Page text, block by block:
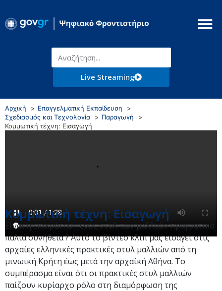
Live Streaming
Αρχική
Επαγγελματική Εκπαίδευση
Σχεδιασμός και Τεχνολογία
Παραγωγή
Κομμωτική τέχνη: Εισαγωγή
Κομμωτική τέχνη: Εισαγωγή
Είναι η επικράτηση ενός στυλ των μαλλιών πραγματικά
παλιά συνήθεια ? Αυτό το βίντεο κλιπ μας εισάγει στις
αρχαίες ελληνικές πρακτικές στυλ μαλλιών από τη
μινωική Κρήτη έως μετά την αρχαϊκή Αθήνα. Το
συμπέρασμα είναι ότι οι πρακτικές στυλ μαλλιών
παίζουν κυρίαρχο ρόλο στη διαμόρφωση της